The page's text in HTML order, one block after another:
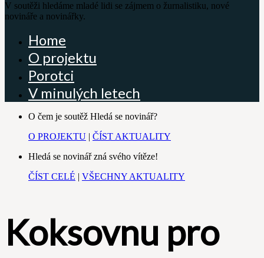
V soutěži hledáme mladé lidi se zájmem o žurnalistiku, nové
novináře a novinářky.
Home
O projektu
Porotci
V minulých letech
O čem je soutěž Hledá se novinář?
O PROJEKTU | ČÍST AKTUALITY
Hledá se novinář zná svého vítěze!
ČÍST CELÉ | VŠECHNY AKTUALITY
Koksovnu pro